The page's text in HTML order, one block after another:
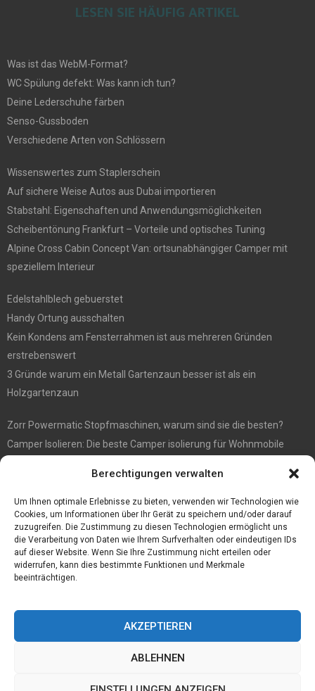
Berechtigungen verwalten
Um Ihnen optimale Erlebnisse zu bieten, verwenden wir Technologien wie
Cookies, um Informationen über Ihr Gerät zu speichern und/oder darauf
zuzugreifen. Die Zustimmung zu diesen Technologien ermöglicht uns
die Verarbeitung von Daten wie Ihrem Surfverhalten oder eindeutigen IDs
auf dieser Website. Wenn Sie Ihre Zustimmung nicht erteilen oder
widerrufen, kann dies bestimmte Funktionen und Merkmale
beeinträchtigen.
AKZEPTIEREN
ABLEHNEN
LESEN SIE HÄUFIG ARTIKEL
Was ist das WebM-Format?
WC Spülung defekt: Was kann ich tun?
Deine Lederschuhe färben
Senso-Gussboden
Verschiedene Arten von Schlössern
Wissenswertes zum Staplerschein
Auf sichere Weise Autos aus Dubai importieren
Stabstahl: Eigenschaften und Anwendungsmöglichkeiten
Scheibentönung Frankfurt – Vorteile und optisches Tuning
Alpine Cross Cabin Concept Van: ortsunabhängiger Camper mit
speziellem Interieur
Edelstahlblech gebuerstet
Handy Ortung ausschalten
Kein Kondens am Fensterrahmen ist aus mehreren Gründen
erstrebenswert
3 Gründe warum ein Metall Gartenzaun besser ist als ein
Holzgartenzaun
Zorr Powermatic Stopfmaschinen, warum sind sie die besten?
Camper Isolieren: Die beste Camper isolierung für Wohnmobile
Immobilienmakler Gökay Gündüz
Masterarbeit auf Englisch: Anleitung zum Verfassen